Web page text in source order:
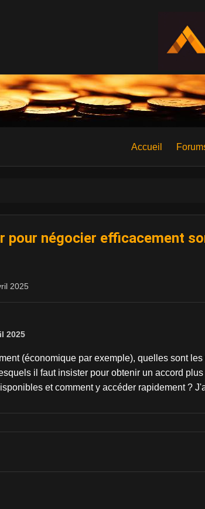
Accueil
pour négocier efficacement
2025
2025
(économique par exemple), quelles sont
il faut insister pour obtenir un accord
et comment y accéder rapidement ?